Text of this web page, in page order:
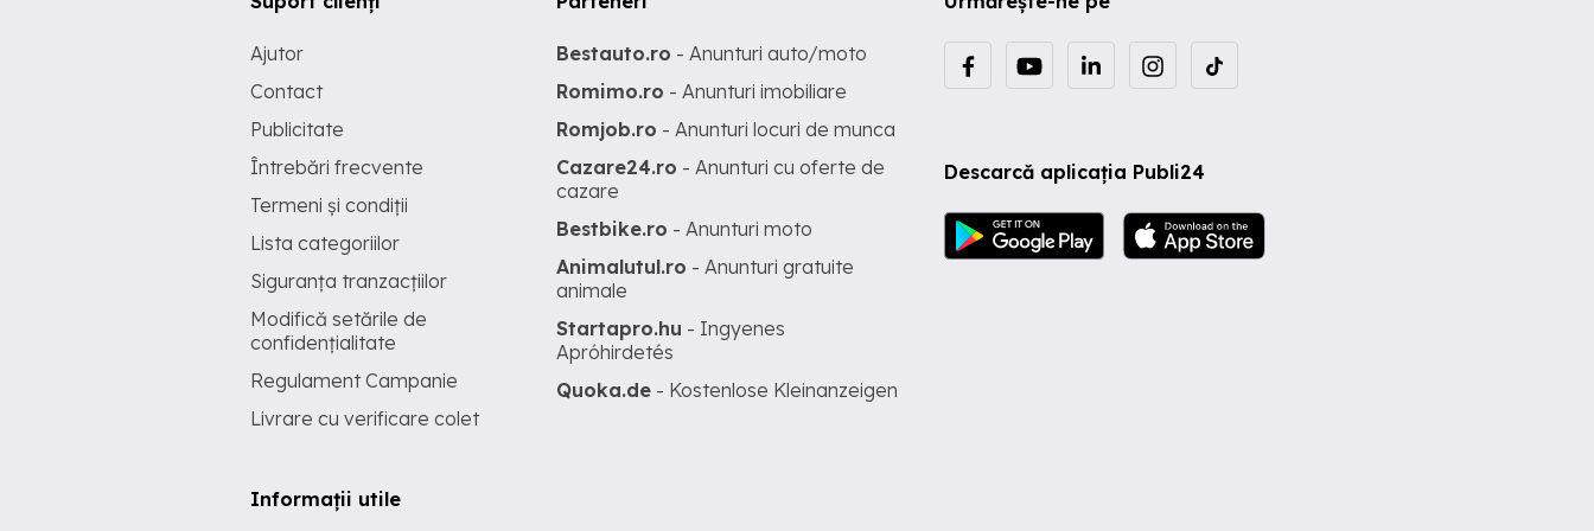
Descarcă aplicația Publi24
Ajutor
Contact
Publicitate
Întrebări frecvente
Termeni și condiții
Lista categoriilor
Siguranța tranzacțiilor
Modifică setările de
confidențialitate
Regulament Campanie
Livrare cu verificare colet
Informații utile
Bestauto.ro - Anunturi auto/moto
Romimo.ro - Anunturi imobiliare
Romjob.ro - Anunturi locuri de munca
Cazare24.ro - Anunturi cu oferte de
cazare
Bestbike.ro - Anunturi moto
Animalutul.ro - Anunturi gratuite
animale
Startapro.hu - Ingyenes
Apróhirdetés
Quoka.de - Kostenlose Kleinanzeigen